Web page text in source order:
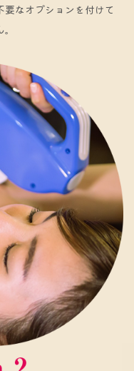
なオプションを付けて